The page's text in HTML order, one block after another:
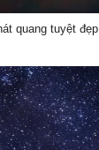
quang tuyệt đẹp